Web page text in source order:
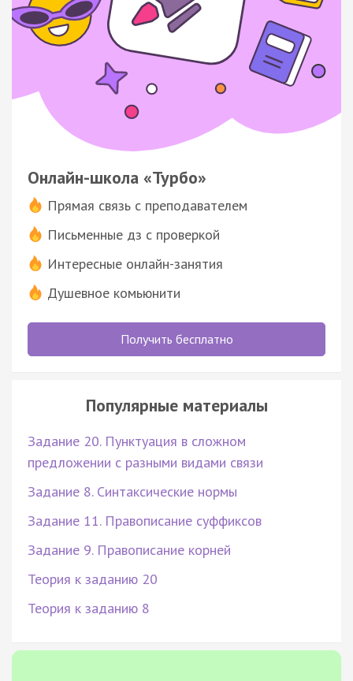
Онлайн-школа «Турбо»
Прямая связь с преподавателем
Письменные дз с проверкой
Интересные онлайн-занятия
Душевное комьюнити
Получить бесплатно
Популярные материалы
Задание 20. Пунктуация в сложном
предложении с разными видами связи
Задание 8. Синтаксические нормы
Задание 11. Правописание суффиксов
Задание 9. Правописание корней
Теория к заданию 20
Теория к заданию 8